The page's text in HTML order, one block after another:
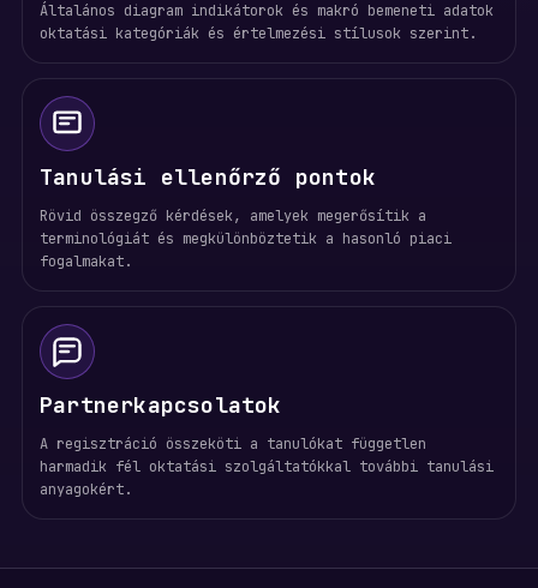
Általános diagram indikátorok és makró bemeneti adatok
oktatási kategóriák és értelmezési stílusok szerint.
Tanulási ellenőrző pontok
Rövid összegző kérdések, amelyek megerősítik a
terminológiát és megkülönböztetik a hasonló piaci
fogalmakat.
Partnerkapcsolatok
A regisztráció összeköti a tanulókat független
harmadik fél oktatási szolgáltatókkal további tanulási
anyagokért.